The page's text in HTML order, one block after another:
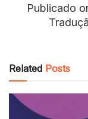
Publicado
Related Posts